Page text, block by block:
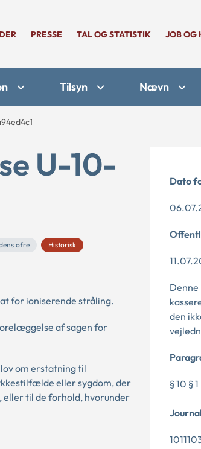
PRESSE TAL OG STATISTIK JOB OG
Tilsyn Nævn
U-10-
ofre Historisk
for ioniserende stråling.
af sagen for
om erstatning til
eller sygdom, der
eller til de forhold, hvorunder
Dato
den
§ 10 § 1